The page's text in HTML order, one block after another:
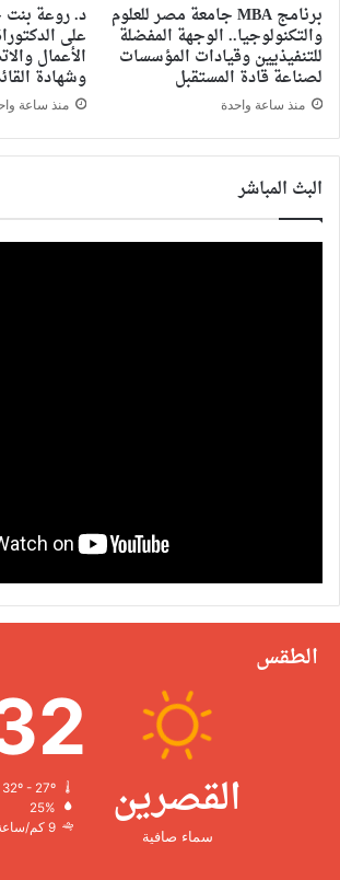
برنامج MBA جامعة مصر للعلوم
والتكنولوجيا.. الوجهة المفضلة
للتنفيذيين وقيادات المؤسسات
لصناعة قادة المستقبل
منذ ساعة واحدة
د. روعة
على
الأعمال
وشهادة
منذ ساعة
البث المباشر
الطقس
القصرين
سماء صافية
25%
9 كم/ساعة